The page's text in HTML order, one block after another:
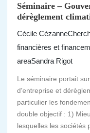
Séminaire –
dérèglement
Cécile Cézanne
financières et
areaSandra Rigot
Le séminaire portait
d’entreprise et
particulier les
double objectif : 1)
lesquelles les sociétés